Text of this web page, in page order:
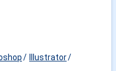
Illustrator